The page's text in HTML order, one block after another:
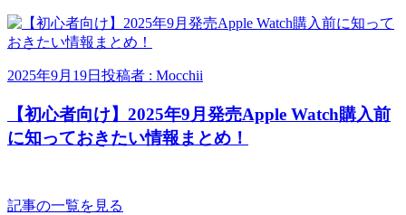
2025年9月19日 投稿者 : Mocchii
【初心者向け】2025年9月発売Apple Watch購入前
に知っておきたい情報まとめ！
記事の一覧を見る